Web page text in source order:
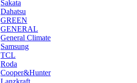
Sakata
Dahatsu
GREEN
GENERAL
General Climate
Samsung
TCL
Roda
Cooper&Hunter
Lanzkraft